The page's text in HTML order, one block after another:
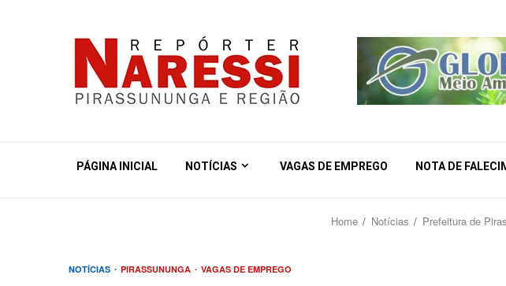
PÁGINA INICIAL NOTÍCIAS VAGAS DE EMPREGO NOTA DE
Home Notícias Prefeitura de
NOTÍCIAS PIRASSUNUNGA VAGAS DE EMPREGO